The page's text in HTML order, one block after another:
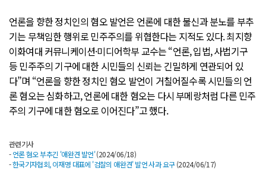
언론을 향한 정치인의 혐오 발언은 언론에 대한 불신과 분노를 부추
기는 무책임한 행위로 민주주의를 위협한다는 지적도 있다. 최지향
이화여대 커뮤니케이션·미디어학부 교수는 “언론, 입법, 사법기구
등 민주주의 기구에 대한 시민들의 신뢰는 긴밀하게 연관되어 있
다”며 “언론을 향한 정치인 혐오 발언이 거칠어질수록 시민들의 언
론 혐오는 심화하고, 언론에 대한 혐오는 다시 부메랑처럼 다른 민주
주의 기구에 대한 혐오로 이어진다”고 했다.
관련기사
-언론 혐오 부추긴 '애완견 발언'(2024/06/18)
-한국기자협회, 이재명 대표에 '검찰의 애완견' 발언 사과 요구(2024/06/17)